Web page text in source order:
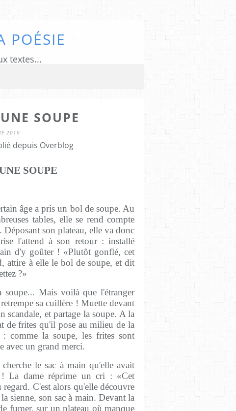
POÉSIE
textes...
SOUPE
2010
depuis Overblog
SOUPE
âge a pris un bol de soupe. Au
tables, elle se rend compte
son plateau, elle va donc
l'attend à son retour : installé
d'y goûter ! «Plutôt gonflé, cet
attire à elle le bol de soupe, et dit
?»
Mais voilà que l'étranger
sa cuillère ! Muette devant
scandale, et partage la soupe. A la
de frites qu'il pose au milieu de la
comme la soupe, les frites sont
avec un grand merci.
le sac à main qu'elle avait
! La dame réprime un cri : «Cet
C'est alors qu'elle découvre
sienne, son sac à main. Devant la
fumer, sur un plateau où manque